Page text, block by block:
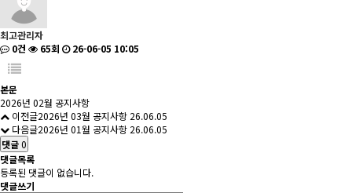
최고관리자
0건
65회 26-06-05 10:05
본문
2026년 02월 공지사항
이전글2026년 03월 공지사항 26.06.05
다음글2026년 01월 공지사항 26.06.05
댓글0
댓글목록
등록된 댓글이 없습니다.
댓글쓰기